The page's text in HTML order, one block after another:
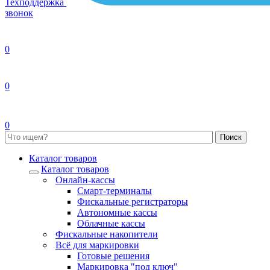
Техподдержка
звонок
0
0
0
Каталог товаров
Каталог товаров
Онлайн-кассы
Смарт-терминалы
Фискальные регистраторы
Автономные кассы
Облачные кассы
Фискальные накопители
Всё для маркировки
Готовые решения
Маркировка "под ключ"